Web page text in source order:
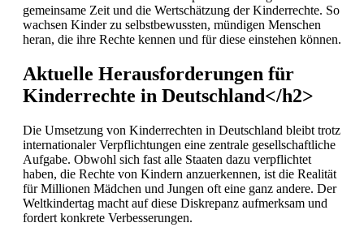
gemeinsame Zeit und die Wertschätzung der Kinderrechte. So
wachsen Kinder zu selbstbewussten, mündigen Menschen
heran, die ihre Rechte kennen und für diese einstehen können.
Aktuelle Herausforderungen für
Kinderrechte in Deutschland</h2>
Die Umsetzung von Kinderrechten in Deutschland bleibt trotz
internationaler Verpflichtungen eine zentrale gesellschaftliche
Aufgabe. Obwohl sich fast alle Staaten dazu verpflichtet
haben, die Rechte von Kindern anzuerkennen, ist die Realität
für Millionen Mädchen und Jungen oft eine ganz andere. Der
Weltkindertag macht auf diese Diskrepanz aufmerksam und
fordert konkrete Verbesserungen.